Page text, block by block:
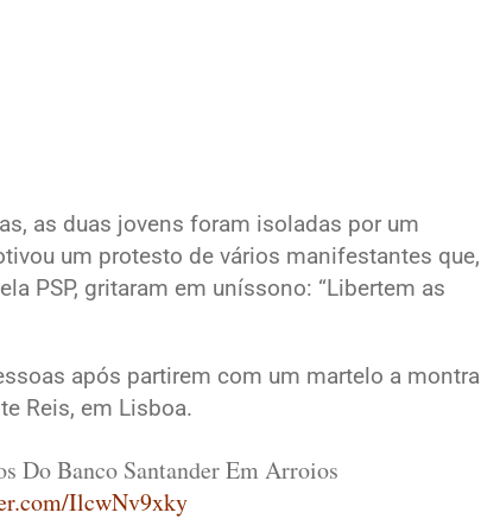
as duas jovens foram isoladas por um
um protesto de vários manifestantes que,
PSP, gritaram em uníssono: “Libertem as
após partirem com um martelo a montra
Reis, em Lisboa.
Do Banco Santander Em Arroios
IlcwNv9xky